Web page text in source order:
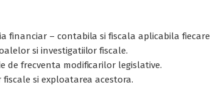
financiar – contabila si fiscala aplicabila
si investigatiilor fiscale.
de frecventa modificarilor legislative.
si exploatarea acestora.